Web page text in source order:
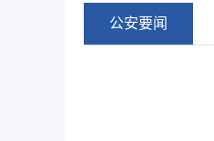
公安要闻